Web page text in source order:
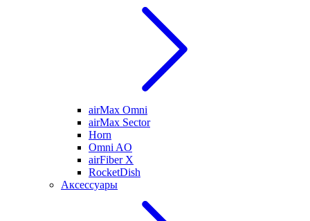
airMax Omni
airMax Sector
Horn
Omni AO
airFiber X
RocketDish
Аксессуары